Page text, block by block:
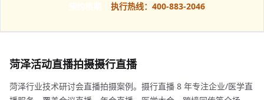
执行热线：400-883-2046
菏泽活动直播拍摄摄行直播
菏泽行业技术研讨会直播拍摄案例。摄行直播 8 年专注企业/医学直